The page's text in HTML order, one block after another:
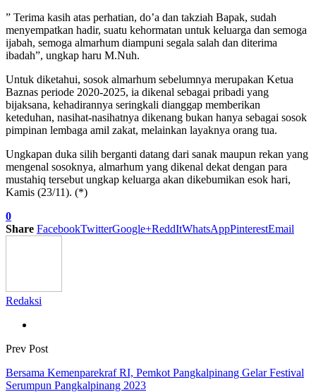
” Terima kasih atas perhatian, do’a dan takziah Bapak, sudah
menyempatkan hadir, suatu kehormatan untuk keluarga dan semoga
ijabah, semoga almarhum diampuni segala salah dan diterima
ibadah”, ungkap haru M.Nuh.
Untuk diketahui, sosok almarhum sebelumnya merupakan Ketua
Baznas periode 2020-2025, ia dikenal sebagai pribadi yang
bijaksana, kehadirannya seringkali dianggap memberikan
keteduhan, nasihat-nasihatnya dikenang bukan hanya sebagai sosok
pimpinan lembaga amil zakat, melainkan layaknya orang tua.
Ungkapan duka silih berganti datang dari sanak maupun rekan yang
mengenal sosoknya, almarhum yang dikenal dekat dengan para
mustahiq tersebut ungkap keluarga akan dikebumikan esok hari,
Kamis (23/11). (*)
0
Share FacebookTwitterGoogle+ReddItWhatsAppPinterestEmail
Redaksi
Prev Post
Bersama Kemenparekraf RI, Pemkot Pangkalpinang Gelar Festival
Serumpun Pangkalpinang 2023